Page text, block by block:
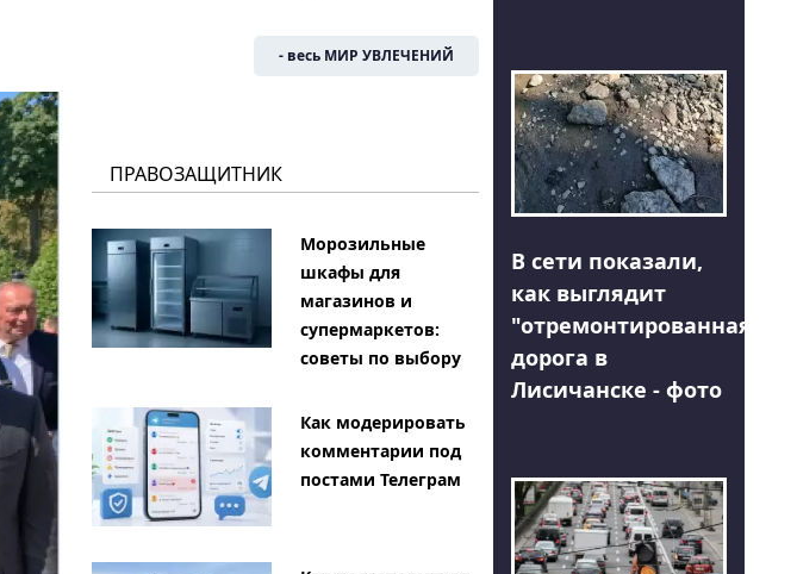
- весь МИР УВЛЕЧЕНИЙ
ПРАВОЗАЩИТНИК
Морозильные
шкафы для
магазинов и
супермаркетов:
советы по выбору
Как модерировать
комментарии под
постами Телеграм
В сети показали,
как выглядит
"отремонтированная"
дорога в
Лисичанске - фото